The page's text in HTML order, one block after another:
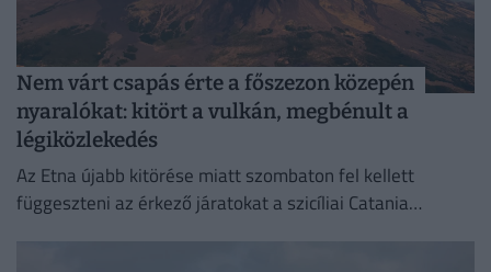
Nem várt csapás érte a főszezon közepén
nyaralókat: kitört a vulkán, megbénult a
légiközlekedés
Az Etna újabb kitörése miatt szombaton fel kellett
függeszteni az érkező járatokat a szicíliai Catania